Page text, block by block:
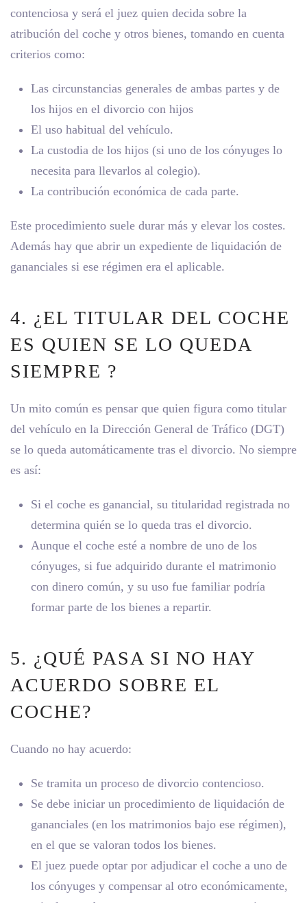
contenciosa y será el juez quien decida sobre la
atribución del coche y otros bienes, tomando en cuenta
criterios como:
Las circunstancias generales de ambas partes y de
los hijos en el divorcio con hijos
El uso habitual del vehículo.
La custodia de los hijos (si uno de los cónyuges lo
necesita para llevarlos al colegio).
La contribución económica de cada parte.
Este procedimiento suele durar más y elevar los costes.
Además hay que abrir un expediente de liquidación de
gananciales si ese régimen era el aplicable.
4. ¿EL TITULAR DEL COCHE
ES QUIEN SE LO QUEDA
SIEMPRE ?
Un mito común es pensar que quien figura como titular
del vehículo en la Dirección General de Tráfico (DGT)
se lo queda automáticamente tras el divorcio. No siempre
es así:
Si el coche es ganancial, su titularidad registrada no
determina quién se lo queda tras el divorcio.
Aunque el coche esté a nombre de uno de los
cónyuges, si fue adquirido durante el matrimonio
con dinero común, y su uso fue familiar podría
formar parte de los bienes a repartir.
5. ¿QUÉ PASA SI NO HAY
ACUERDO SOBRE EL
COCHE?
Cuando no hay acuerdo:
Se tramita un proceso de divorcio contencioso.
Se debe iniciar un procedimiento de liquidación de
gananciales (en los matrimonios bajo ese régimen),
en el que se valoran todos los bienes.
El juez puede optar por adjudicar el coche a uno de
los cónyuges y compensar al otro económicamente,